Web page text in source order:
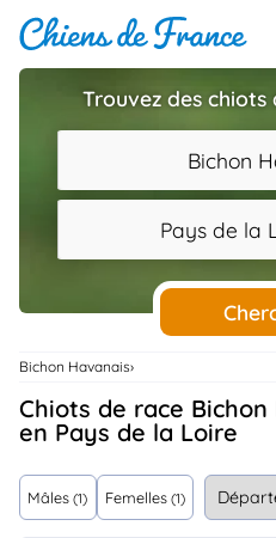
Chiots
Éleveurs
Étalons
Chiens
Services
..
Assurances
Trouvez des
Bichon
Pays de la
Bichon Havanais
Chiots de race Bichon Havanais à vendre
en Pays de la Loire
Mâles (1) Femelles (1)